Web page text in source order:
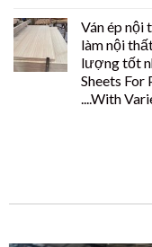
Ván ép
làm nội
lượng tốt
Sheets For
....With